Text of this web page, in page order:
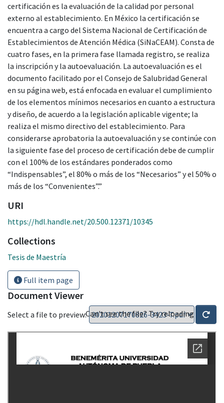
certificación es la evaluación de la calidad por personal
externo al establecimiento. En México la certificación se
encuentra a cargo del Sistema Nacional de Certificación de
Establecimientos de Atención Médica (SiNaCEAM). Consta de
cuatro fases, en la primera fase llamada registro, se realiza
la inscripción y la autoevaluación. La autoevaluación es el
documento facilitado por el Consejo de Salubridad General
en su página web, está enfocada en evaluar el cumplimiento
de los elementos mínimos necesarios en cuanto a estructura
y diseño, de acuerdo a la legislación aplicable vigente; la
realiza el mismo directivo del establecimiento. Para
considerarse aprobatoria la autoevaluación y se continúe con
la siguiente fase del proceso de certificación debe de cumplir
con el 100% de los estándares ponderados como
“Indispensables”, el 80% o más de los “Necesarios” y el 50% o
más de los “Convenientes”.”
URI
https://hdl.handle.net/20.500.12371/10345
Collections
Tesis de Maestría
Full item page
Document Viewer
Select a file to preview:Can't see the file? Try reloading